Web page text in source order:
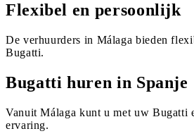
Flexibel en persoonlijk
De verhuurders in Málaga bieden
Bugatti.
Bugatti huren in Spanje
Vanuit Málaga kunt u met uw Bugatti
ervaring.